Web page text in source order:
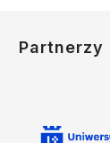
Partnerzy